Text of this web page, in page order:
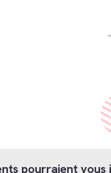
«
pourraient vous